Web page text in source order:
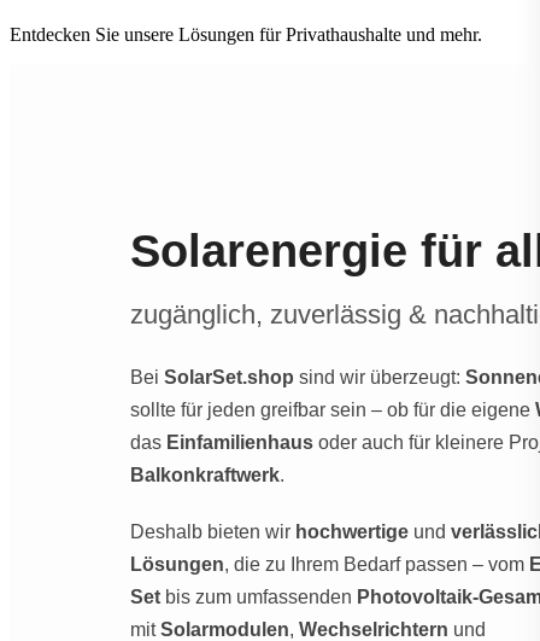
Entdecken Sie unsere Lösungen für Privathaushalte und mehr.
Solarenergie für
zugänglich, zuverlässig &
Bei SolarSet.shop sind wir überzeugt:
sollte für jeden greifbar sein – ob für die eigene
das Einfamilienhaus oder auch für kleinere
Balkonkraftwerk.
Deshalb bieten wir hochwertige und
Lösungen, die zu Ihrem Bedarf passen – vom
Set bis zum umfassenden Photovoltaik-
mitSolarmodulen, Wechselrichtern und